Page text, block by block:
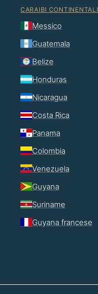
CARAIBI CONTINENTALI
Messico
Guatemala
Belize
Honduras
Nicaragua
Costa Rica
Panama
Colombia
Venezuela
Guyana
Suriname
Guyana francese